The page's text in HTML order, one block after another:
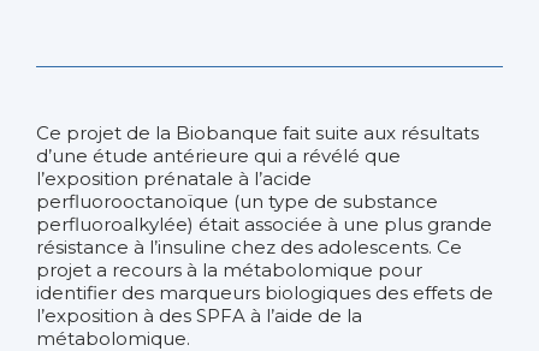
Ce projet de la Biobanque fait suite aux résultats
d’une étude antérieure qui a révélé que
l’exposition prénatale à l’acide
perfluorooctanoïque (un type de substance
perfluoroalkylée) était associée à une plus grande
résistance à l’insuline chez des adolescents. Ce
projet a recours à la métabolomique pour
identifier des marqueurs biologiques des effets de
l’exposition à des SPFA à l’aide de la
métabolomique.